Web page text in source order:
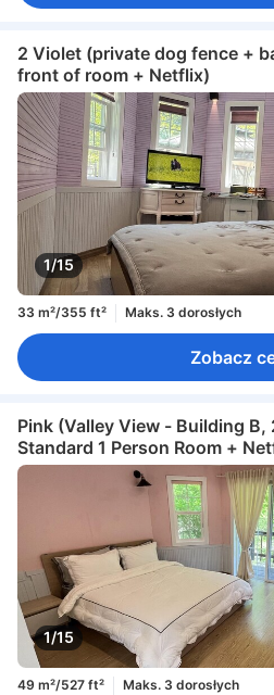
2 Violet (private dog fence +
front of room + Netflix)
1/15
33 m²/355 ft² Maks. 3 dorosłych
Zobacz
Pink (Valley View - Building B,
Standard 1 Person Room +
1/15
49 m²/527 ft² Maks. 3 dorosłych